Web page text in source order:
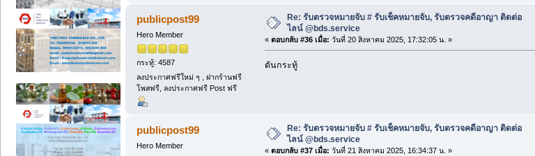
publicpost99
Hero Member
กระทู้: 4587
ลงประกาศฟรีใหม่ ๆ , ฝากร้านฟรี
โพสฟรี, ลงประกาศฟรี Post ฟรี
Re: รับตรวจหมายจับ # รับเช็คหมายจับ, รับตรวจคดีอาญา ติดต่อ
ไลน์ @bds.service
« ตอบกลับ #36 เมื่อ: วันที่ 20 สิงหาคม 2025, 17:32:05 น. »
ดันกระทู้
publicpost99
Hero Member
Re: รับตรวจหมายจับ # รับเช็คหมายจับ, รับตรวจคดีอาญา ติดต่อ
ไลน์ @bds.service
« ตอบกลับ #37 เมื่อ: วันที่ 21 สิงหาคม 2025, 16:34:37 น. »